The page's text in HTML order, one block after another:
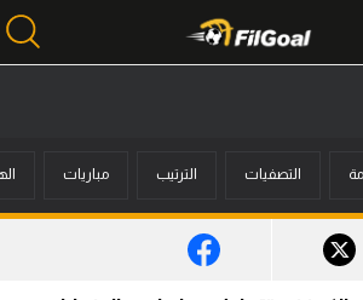
التصفيات الترتيب مباريات